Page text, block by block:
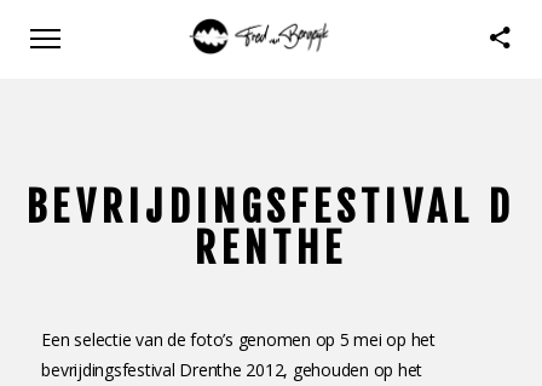
BEVRIJDINGSFESTIVAL D
RENTHE
Een selectie van de foto’s genomen op 5 mei op het
bevrijdingsfestival Drenthe 2012, gehouden op het